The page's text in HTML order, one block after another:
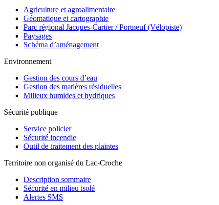
Agriculture et agroalimentaire
Géomatique et cartographie
Parc régional Jacques-Cartier / Portneuf (Vélopiste)
Paysages
Schéma d’aménagement
Environnement
Gestion des cours d’eau
Gestion des matières résiduelles
Milieux humides et hydriques
Sécurité publique
Service policier
Sécurité incendie
Outil de traitement des plaintes
Territoire non organisé du Lac-Croche
Description sommaire
Sécurité en milieu isolé
Alertes SMS